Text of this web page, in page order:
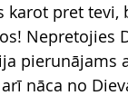
karot pret
Nepretojies
nāca no